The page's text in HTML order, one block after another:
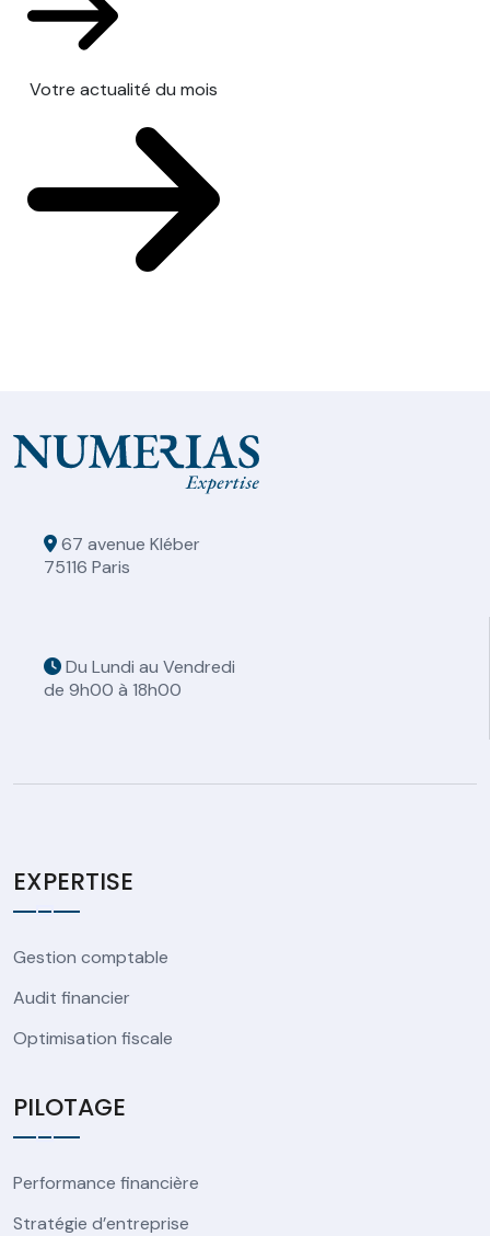
Votre actualité du mois
67 avenue Kléber
75116 Paris
Du Lundi au Vendredi
de 9h00 à 18h00
EXPERTISE
Gestion comptable
Audit financier
Optimisation fiscale
PILOTAGE
Performance financière
Stratégie d’entreprise